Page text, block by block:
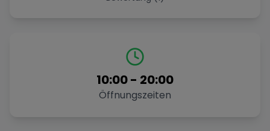
10:00- 20:00
Öffnungszeiten